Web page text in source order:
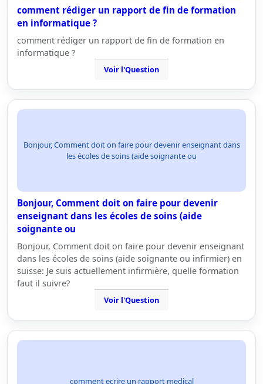
comment rédiger un rapport de fin de formation
en informatique ?
comment rédiger un rapport de fin de formation en
informatique ?
Voir l'Question
Bonjour, Comment doit on faire pour devenir enseignant dans
les écoles de soins (aide soignante ou
Bonjour, Comment doit on faire pour devenir
enseignant dans les écoles de soins (aide
soignante ou
Bonjour, Comment doit on faire pour devenir enseignant
dans les écoles de soins (aide soignante ou infirmier) en
suisse: Je suis actuellement infirmière, quelle formation
faut il suivre?
Voir l'Question
comment ecrire un rapport medical